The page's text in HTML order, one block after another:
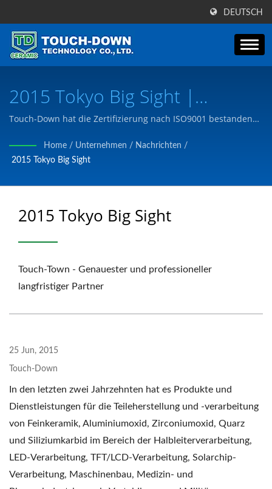
DEUTSCH
2015 Tokyo Big Sight |
Feinkeramikkomponenten Für
Wissenschaft, Raumfahrt Und
Halbleiterindustrie | Touch-
Down Technology Co., Ltd.
Touch-Down hat die Zertifizierung nach ISO9001 bestanden
gemäß Kundenzeichnungen oder Bedürfnissen entsprechen.
Home / Unternehmen / Nachrichten /
2015 Tokyo Big Sight
2015 Tokyo Big Sight
Touch-Town - Genauester und professioneller
langfristiger Partner
25 Jun, 2015
Touch-Down
In den letzten zwei Jahrzehnten hat es Produkte und
Dienstleistungen für die Teileherstellung und -verarbeitung
von Feinkeramik, Aluminiumoxid, Zirconiumoxid, Quarz
und Siliziumkarbid im Bereich der Halbleiterverarbeitung,
LED-Verarbeitung, TFT/LCD-Verarbeitung, Solarchip-
Verarbeitung, Maschinenbau, Medizin- und